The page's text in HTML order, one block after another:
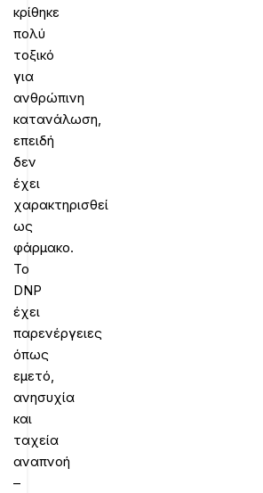
κρίθηκε
πολύ
τοξικό
για
ανθρώπινη
κατανάλωση,
επειδή
δεν
έχει
χαρακτηρισθεί
ως
φάρμακο.
Το
DNP
έχει
παρενέργειες
όπως
εμετό,
ανησυχία
και
ταχεία
αναπνοή
–